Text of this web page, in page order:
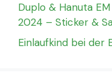
Duplo & Hanuta
2024 – Sticker &
Einlaufkind bei der